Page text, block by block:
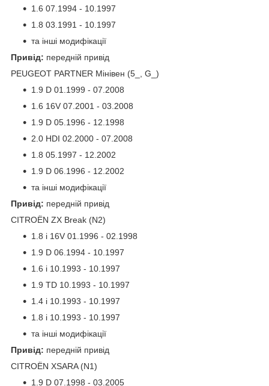
1.6 07.1994 - 10.1997
1.8 03.1991 - 10.1997
та інші модифікації
Привід: передній привід
PEUGEOT PARTNER Мінівен (5_, G_)
1.9 D 01.1999 - 07.2008
1.6 16V 07.2001 - 03.2008
1.9 D 05.1996 - 12.1998
2.0 HDI 02.2000 - 07.2008
1.8 05.1997 - 12.2002
1.9 D 06.1996 - 12.2002
та інші модифікації
Привід: передній привід
CITROËN ZX Break (N2)
1.8 i 16V 01.1996 - 02.1998
1.9 D 06.1994 - 10.1997
1.6 i 10.1993 - 10.1997
1.9 TD 10.1993 - 10.1997
1.4 i 10.1993 - 10.1997
1.8 i 10.1993 - 10.1997
та інші модифікації
Привід: передній привід
CITROËN XSARA (N1)
1.9 D 07.1998 - 03.2005